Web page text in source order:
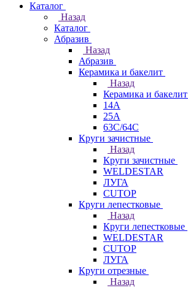
Каталог
Назад
Каталог
Абразив
Назад
Абразив
Керамика и бакелит
Назад
Керамика и бакелит
14А
25А
63С/64С
Круги зачистные
Назад
Круги зачистные
WELDESTAR
ЛУГА
CUTOP
Круги лепестковые
Назад
Круги лепестковые
WELDESTAR
CUTOP
ЛУГА
Круги отрезные
Назад